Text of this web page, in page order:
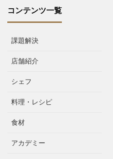
コンテンツ一覧
課題解決
店舗紹介
シェフ
料理・レシピ
食材
アカデミー